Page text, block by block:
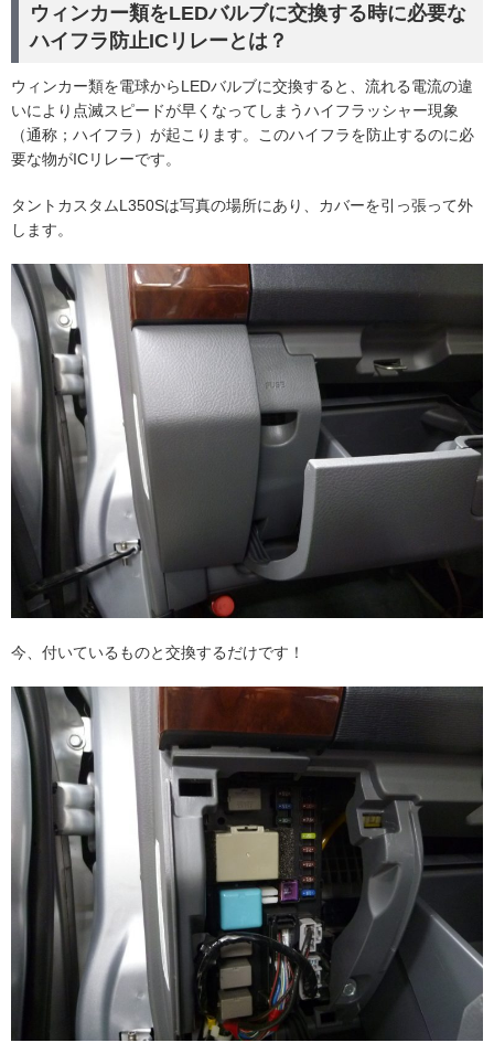
ウィンカー類をLEDバルブに交換する時に必要な
ハイフラ防止ICリレーとは？
ウィンカー類を電球からLEDバルブに交換すると、流れる電流の違
いにより点滅スピードが早くなってしまうハイフラッシャー現象
（通称；ハイフラ）が起こります。このハイフラを防止するのに必
要な物がICリレーです。
タントカスタムL350Sは写真の場所にあり、カバーを引っ張って外
します。
今、付いているものと交換するだけです！